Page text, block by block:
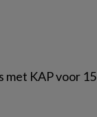
met KAP voor 15